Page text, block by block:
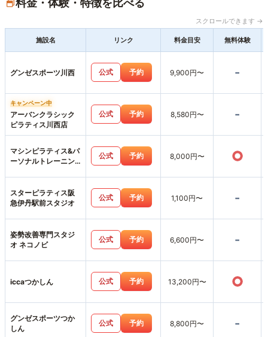
料金・体験・特徴を比べる
スクロールできます →
施設名 リンク 料金目安 無料体験
グンゼスポーツ川西 公式 予約 9,900円〜 -
キャンペーン中
アーバンクラシック
ピラティス川西店
公式 予約 8,580円〜 -
マシンピラティス&パ
ーソナルトレーニン
公式 予約 8,000円〜 ○
スターピラティス阪
急伊丹駅前スタジオ
公式 予約 1,100円〜 -
姿勢改善専門スタジ
オ ネコノビ
公式 予約 6,600円〜 -
iccaつかしん 公式 予約 13,200円〜 ○
グンゼスポーツつか
しん
公式 予約 8,800円〜 -